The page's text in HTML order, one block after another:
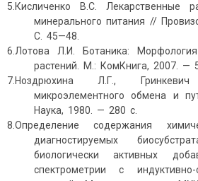
5.Кисличенко В.С. Лекарственные
минерального питания //
С. 45—48.
6.Лотова Л.И. Ботаника:
растений. М.: КомКнига, 2007. —
7.Ноздрюхина Л.Г.,
микроэлементного обмена и
Наука, 1980. — 280 с.
8.Определение содержания
диагностируемых
биологически активных
спектрометрии с индуктивно-